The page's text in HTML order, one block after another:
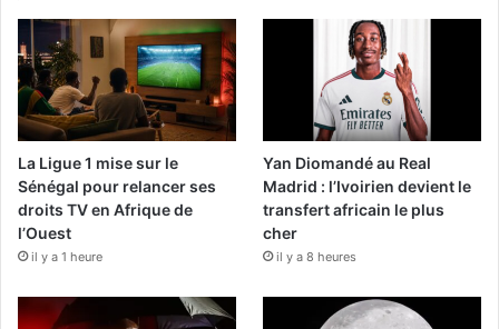
La Ligue 1 mise sur le
Sénégal pour relancer ses
droits TV en Afrique de
l’Ouest
il y a 1 heure
Yan Diomandé au Real
Madrid : l’Ivoirien devient le
transfert africain le plus
cher
il y a 8 heures